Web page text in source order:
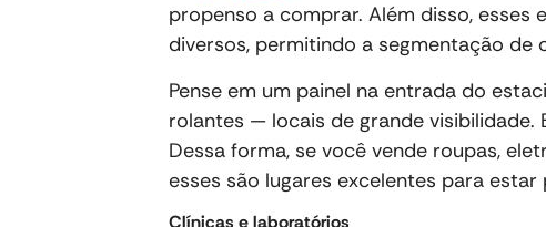
propenso a comprar. Além disso,
diversos, permitindo a segmentação de
Pense em um painel na entrada do
rolantes — locais de grande visibilidade.
Dessa forma, se você vende roupas,
esses são lugares excelentes para estar
Clínicas e laboratórios